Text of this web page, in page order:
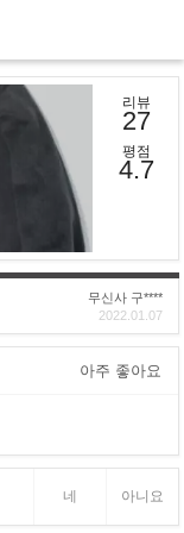
리뷰
27
평점
4.7
무신사 구****
2022.01.07
아주 좋아요
네 아니요